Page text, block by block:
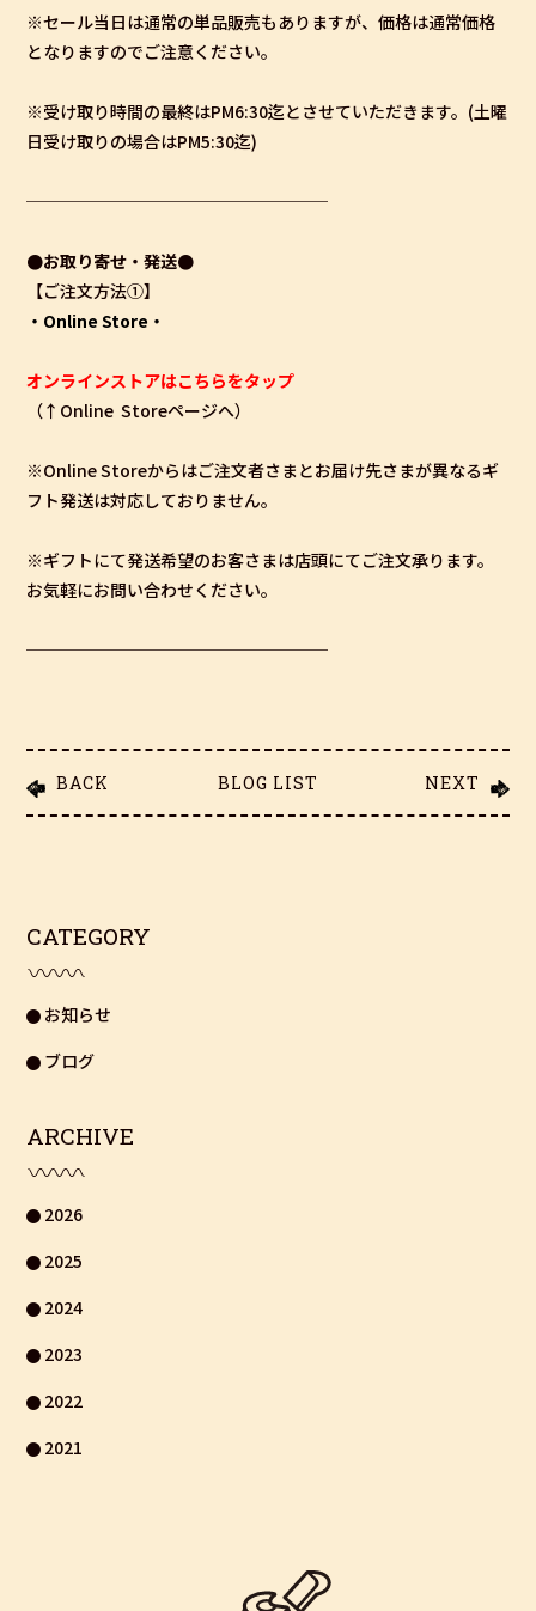
※セール当日は通常の単品販売もありますが、価格は通常価格
となりますのでご注意ください。
※受け取り時間の最終はPM6:30迄とさせていただきます。(土曜
日受け取りの場合はPM5:30迄)
──────────────────
●お取り寄せ・発送●
【ご注文方法①】
・Online Store・
オンラインストアはこちらをタップ
（↑Online Storeページへ）
※Online Storeからはご注文者さまとお届け先さまが異なるギ
フト発送は対応しておりません。
※ギフトにて発送希望のお客さまは店頭にてご注文承ります。
お気軽にお問い合わせください。
──────────────────
BACK BLOG LIST NEXT
CATEGORY
お知らせ
ブログ
ARCHIVE
2026
2025
2024
2023
2022
2021